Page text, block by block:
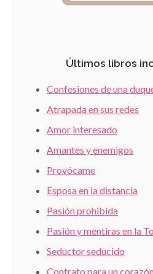
Últimos libros
Confesiones de una
Atrapada en sus redes
Amor interesado
Amantes y enemigos
Provócame
Esposa en la distancia
Pasión prohibida
Pasión y mentiras en la
Seductor seducido
Contrato para un